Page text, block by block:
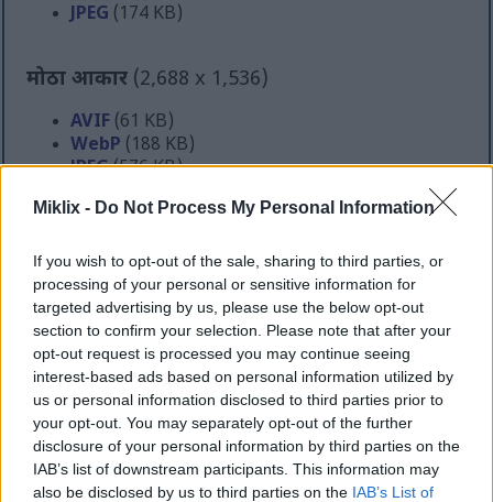
Miklix - Do Not Process My Personal Information
If you wish to opt-out of the sale, sharing to third parties, or
processing of your personal or sensitive information for
targeted advertising by us, please use the below opt-out
section to confirm your selection. Please note that after your
opt-out request is processed you may continue seeing
interest-based ads based on personal information utilized by
us or personal information disclosed to third parties prior to
your opt-out. You may separately opt-out of the further
disclosure of your personal information by third parties on the
IAB’s list of downstream participants. This information may
also be disclosed by us to third parties on the IAB’s List of
JPEG (174 KB)
मोठा आकार (2,688 x 1,536)
AVIF (61 KB)
WebP (188 KB)
JPEG(576 KB)
AVIF (92 KB)
WebP(314 KB)
JPEG(1.1 MB)
खूप मोठा आकार(5,376 x 3,072)
AVIF(126 KB)
WebP (468 KB)
JPEG (1.8 MB)